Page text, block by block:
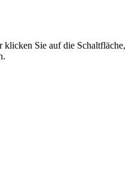
klicken Sie auf die Schaltfläche,